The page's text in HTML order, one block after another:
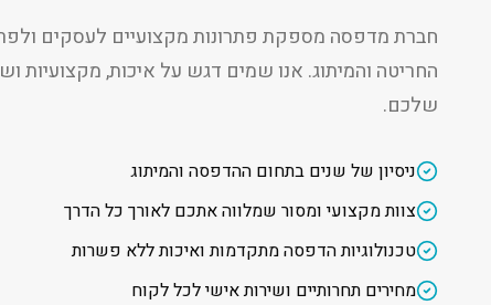
חברת מדפסה מספקת פתרונות מקצועיים לעסקים
החריטה והמיתוג. אנו שמים דגש על איכות, מקצועיות
שלכם.
ניסיון של שנים בתחום ההדפסה והמיתוג
צוות מקצועי ומסור שמלווה אתכם לאורך כל הדרך
טכנולוגיות הדפסה מתקדמות ואיכות ללא פשרות
מחירים תחרותיים ושירות אישי לכל לקוח